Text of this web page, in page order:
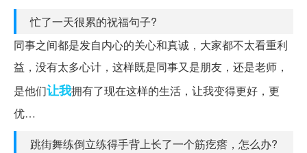
忙了一天很累的祝福句子?
同事之间都是发自内心的关心和真诚，大家都不太看重利
益，没有太多心计，这样既是同事又是朋友，还是老师，
是他们让我拥有了现在这样的生活，让我变得更好，更
优…
跳街舞练倒立练得手背上长了一个筋疙瘩，怎么办?